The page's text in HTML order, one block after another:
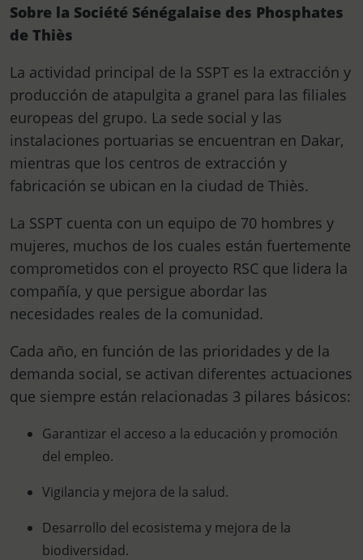
Sobre la Société Sénégalaise des Phosphates
de Thiès
La actividad principal de la SSPT es la extracción y
producción de atapulgita a granel para las filiales
europeas del grupo. La sede social y las
instalaciones portuarias se encuentran en Dakar,
mientras que los centros de extracción y
fabricación se ubican en la ciudad de Thiès.
La SSPT cuenta con un equipo de 70 hombres y
mujeres, muchos de los cuales están fuertemente
comprometidos con el proyecto RSC que lidera la
compañía, y que persigue abordar las
necesidades reales de la comunidad.
Cada año, en función de las prioridades y de la
demanda social, se activan diferentes actuaciones
que siempre están relacionadas 3 pilares básicos:
Garantizar el acceso a la educación y promoción
del empleo.
Vigilancia y mejora de la salud.
Desarrollo del ecosistema y mejora de la
biodiversidad.